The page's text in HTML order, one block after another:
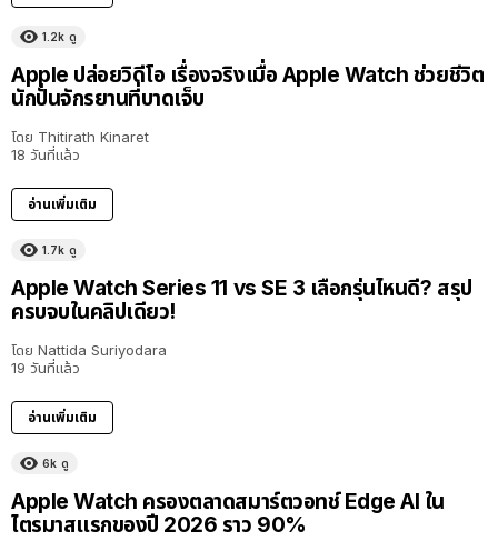
1.2k ดู
Apple ปล่อยวิดีโอ เรื่องจริงเมื่อ Apple Watch ช่วยชีวิต
นักปั่นจักรยานที่บาดเจ็บ
โดย Thitirath Kinaret
18 วันที่แล้ว
อ่านเพิ่มเติม
1.7k ดู
Apple Watch Series 11 vs SE 3 เลือกรุ่นไหนดี? สรุป
ครบจบในคลิปเดียว!
โดย Nattida Suriyodara
19 วันที่แล้ว
อ่านเพิ่มเติม
6k ดู
Apple Watch ครองตลาดสมาร์ตวอทช์ Edge AI ใน
ไตรมาสแรกของปี 2026 ราว 90%